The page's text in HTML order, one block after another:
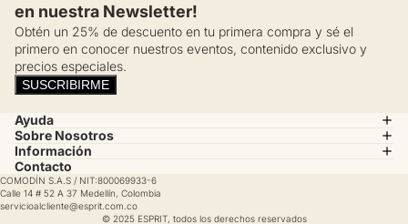
en nuestra Newsletter!
Obtén un 25% de descuento en tu primera compra y sé el
primero en conocer nuestros eventos, contenido exclusivo y
precios especiales.
SUSCRIBIRME
Ayuda
Sobre Nosotros
Información
Contacto
COMODÍN S.A.S / NIT:800069933-6
Calle 14 # 52 A 37 Medellín, Colombia
servicioalcliente@esprit.com.co
© 2025 ESPRIT, todos los derechos reservados